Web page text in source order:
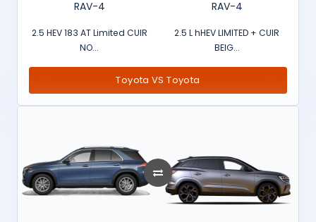
RAV-4
2.5 HEV 183 AT Limited CUIR
NO...
RAV-4
2.5 L hHEV LIMITED + CUIR
BEIG...
Toyota VS Toyota